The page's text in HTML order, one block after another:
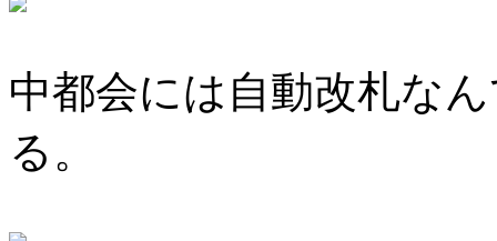
中都会には自動改札な
る。